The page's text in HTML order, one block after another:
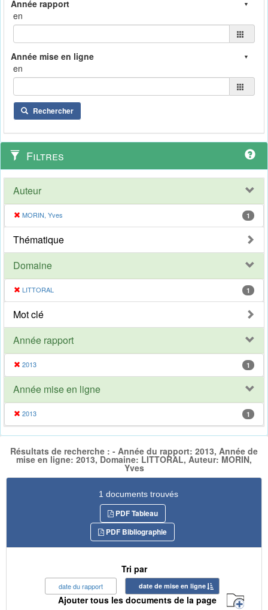
en
en
Rechercher
Filtres
Auteur
MORIN, Yves 1
Thématique
Domaine
LITTORAL 1
Mot clé
Année rapport
2013 1
Année mise en ligne
2013 1
Résultats de recherche : - Année du rapport: 2013, Année de
mise en ligne: 2013, Domaine: LITTORAL, Auteur: MORIN,
Yves
1 documents trouvés
PDF Tableau
PDF Bibliographie
Tri par
date du rapport date de mise en ligne
Ajouter tous les documents de la page